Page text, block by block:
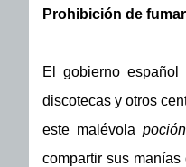
Prohibición de
El gobierno
discotecas y otros
este malévola
compartir sus